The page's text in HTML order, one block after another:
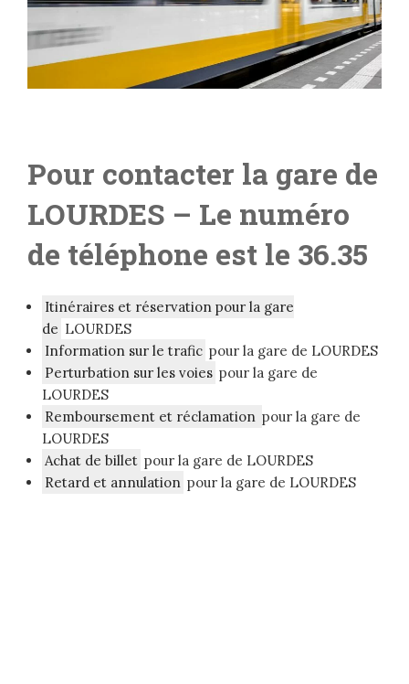
Pour contacter la gare de
LOURDES – Le numéro
de téléphone est le 36.35
Itinéraires et réservation pour la gare
de LOURDES
Information sur le trafic pour la gare de LOURDES
Perturbation sur les voies pour la gare de
LOURDES
Remboursement et réclamation pour la gare de
LOURDES
Achat de billet pour la gare de LOURDES
Retard et annulation pour la gare de LOURDES